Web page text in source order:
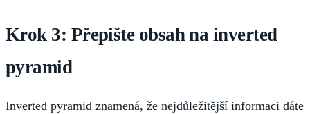
Krok 3: Přepište obsah na inverted
pyramid
Inverted pyramid znamená, že nejdůležitější informaci dáte